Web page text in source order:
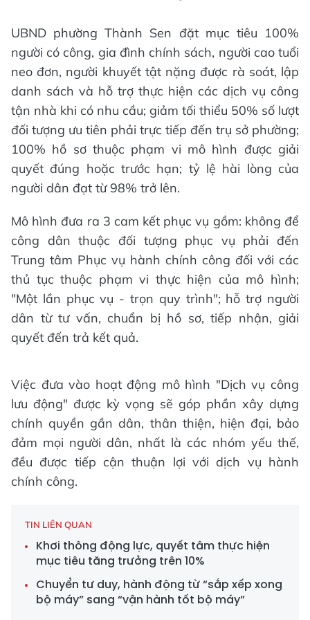
UBND phường Thành Sen đặt mục tiêu 100%
người có công, gia đình chính sách, người cao tuổi
neo đơn, người khuyết tật nặng được rà soát, lập
danh sách và hỗ trợ thực hiện các dịch vụ công
tận nhà khi có nhu cầu; giảm tối thiểu 50% số lượt
đối tượng ưu tiên phải trực tiếp đến trụ sở phường;
100% hồ sơ thuộc phạm vi mô hình được giải
quyết đúng hoặc trước hạn; tỷ lệ hài lòng của
người dân đạt từ 98% trở lên.
Mô hình đưa ra 3 cam kết phục vụ gồm: không để
công dân thuộc đối tượng phục vụ phải đến
Trung tâm Phục vụ hành chính công đối với các
thủ tục thuộc phạm vi thực hiện của mô hình;
"Một lần phục vụ - trọn quy trình"; hỗ trợ người
dân từ tư vấn, chuẩn bị hồ sơ, tiếp nhận, giải
quyết đến trả kết quả.
Việc đưa vào hoạt động mô hình "Dịch vụ công
lưu động" được kỳ vọng sẽ góp phần xây dựng
chính quyền gần dân, thân thiện, hiện đại, bảo
đảm mọi người dân, nhất là các nhóm yếu thế,
đều được tiếp cận thuận lợi với dịch vụ hành
chính công.
TIN LIÊN QUAN
Khơi thông động lực, quyết tâm thực hiện
mục tiêu tăng trưởng trên 10%
Chuyển tư duy, hành động từ “sắp xếp xong
bộ máy” sang “vận hành tốt bộ máy”